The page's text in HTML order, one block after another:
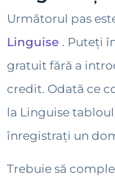
Următorul pas
Linguise . Puteți
gratuit fără a
credit. Odată ce
la Linguise tabloul
înregistrați un
Trebuie să